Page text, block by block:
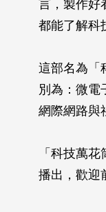
言，製作好
都能了解科
這部名為「
別為：微電
網際網路與
「科技萬
播出，歡迎